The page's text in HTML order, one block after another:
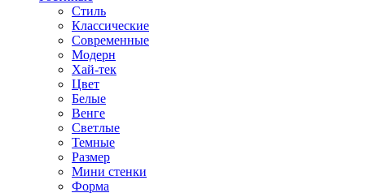
Стиль
Классические
Современные
Модерн
Хай-тек
Цвет
Белые
Венге
Светлые
Темные
Размер
Мини стенки
Форма